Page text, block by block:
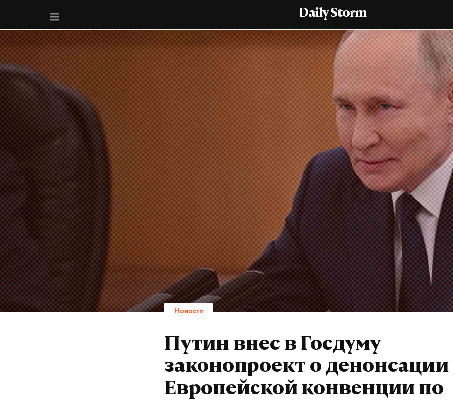
Daily Storm
Новости
Путин внес в Госдуму
законопроект о денонсации
Европейской конвенции по